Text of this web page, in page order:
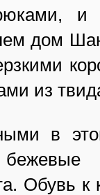
и
дом
из
в
Обувь